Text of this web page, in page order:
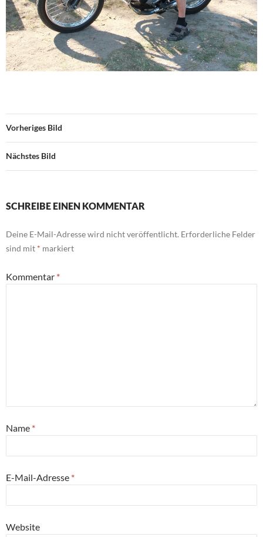
Vorheriges Bild
Nächstes Bild
SCHREIBE EINEN KOMMENTAR
Deine E-Mail-Adresse wird nicht veröffentlicht. Erforderliche Felder
sind mit * markiert
Kommentar *
Name *
E-Mail-Adresse *
Website